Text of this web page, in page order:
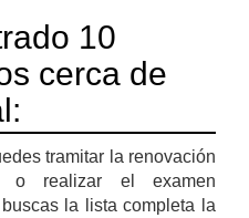
10
cerca de
tramitar la renovación
o realizar el examen
la lista completa la